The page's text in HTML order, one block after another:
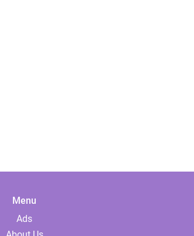
Menu
Ads